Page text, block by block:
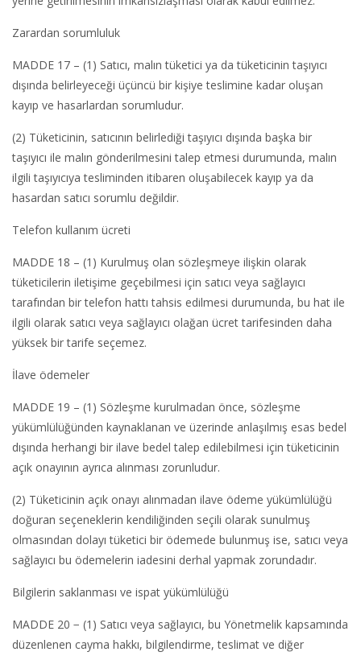
Zarardan sorumluluk
MADDE 17 – (1) Satıcı, malın tüketici ya da tüketicinin taşıyıcı
dışında belirleyeceği üçüncü bir kişiye teslimine kadar oluşan
kayıp ve hasarlardan sorumludur.
(2) Tüketicinin, satıcının belirlediği taşıyıcı dışında başka bir
taşıyıcı ile malın gönderilmesini talep etmesi durumunda, malın
ilgili taşıyıcıya tesliminden itibaren oluşabilecek kayıp ya da
hasardan satıcı sorumlu değildir.
Telefon kullanım ücreti
MADDE 18 – (1) Kurulmuş olan sözleşmeye ilişkin olarak
tüketicilerin iletişime geçebilmesi için satıcı veya sağlayıcı
tarafından bir telefon hattı tahsis edilmesi durumunda, bu hat ile
ilgili olarak satıcı veya sağlayıcı olağan ücret tarifesinden daha
yüksek bir tarife seçemez.
İlave ödemeler
MADDE 19 – (1) Sözleşme kurulmadan önce, sözleşme
yükümlülüğünden kaynaklanan ve üzerinde anlaşılmış esas bedel
dışında herhangi bir ilave bedel talep edilebilmesi için tüketicinin
açık onayının ayrıca alınması zorunludur.
(2) Tüketicinin açık onayı alınmadan ilave ödeme yükümlülüğü
doğuran seçeneklerin kendiliğinden seçili olarak sunulmuş
olmasından dolayı tüketici bir ödemede bulunmuş ise, satıcı veya
sağlayıcı bu ödemelerin iadesini derhal yapmak zorundadır.
Bilgilerin saklanması ve ispat yükümlülüğü
MADDE 20 − (1) Satıcı veya sağlayıcı, bu Yönetmelik kapsamında
düzenlenen cayma hakkı, bilgilendirme, teslimat ve diğer